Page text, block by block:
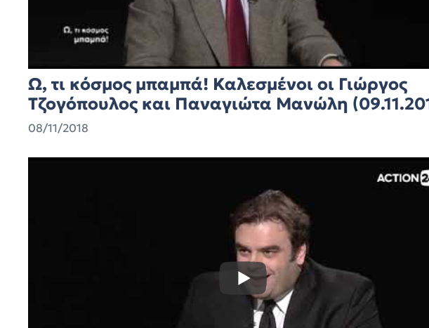
Ω, τι κόσμος μπαμπά! Καλεσμένοι οι Γιώργος
Τζογόπουλος και Παναγιώτα Μανώλη
08/11/2018